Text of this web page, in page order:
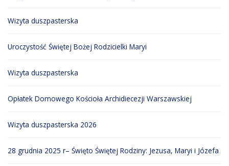
Wizyta duszpasterska
Uroczystość Świętej Bożej Rodzicielki Maryi
Wizyta duszpasterska
Opłatek Domowego Kościoła Archidiecezji Warszawskiej
Wizyta duszpasterska 2026
28 grudnia 2025 r– Święto Świętej Rodziny: Jezusa, Maryi i Józefa